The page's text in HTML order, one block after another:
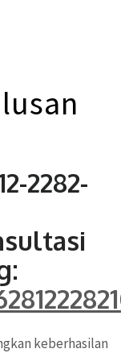
2282-
keberhasilan